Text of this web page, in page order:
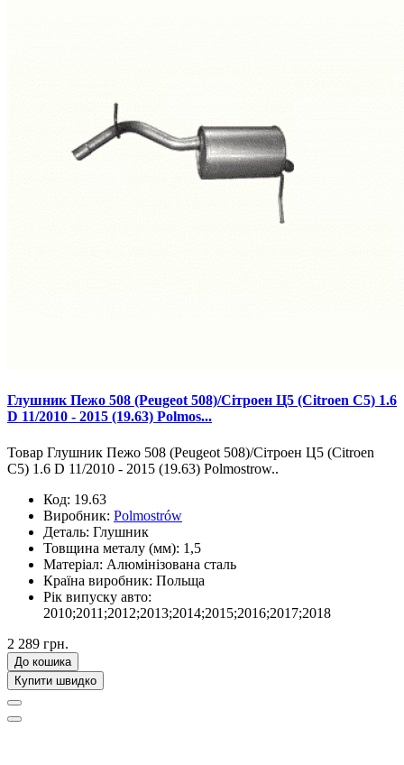
Глушник Пежо 508 (Peugeot 508)/Сітроен Ц5 (Citroen C5) 1.6
D 11/2010 - 2015 (19.63) Polmos...
Товар Глушник Пежо 508 (Peugeot 508)/Сітроен Ц5 (Citroen
C5) 1.6 D 11/2010 - 2015 (19.63) Polmostrow..
Код: 19.63
Виробник: Polmostrów
Деталь: Глушник
Товщина металу (мм): 1,5
Матеріал: Алюмінізована сталь
Країна виробник: Польща
Рік випуску авто:
2010;2011;2012;2013;2014;2015;2016;2017;2018
2 289 грн.
До кошика
Купити швидко